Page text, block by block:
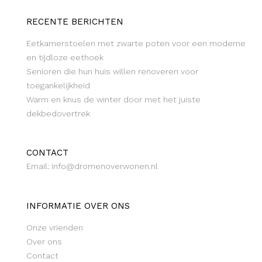
RECENTE BERICHTEN
Eetkamerstoelen met zwarte poten voor een moderne
en tijdloze eethoek
Senioren die hun huis willen renoveren voor
toegankelijkheid
Warm en knus de winter door met het juiste
dekbedovertrek
CONTACT
Email: info@dromenoverwonen.nl
INFORMATIE OVER ONS
Onze vrienden
Over ons
Contact